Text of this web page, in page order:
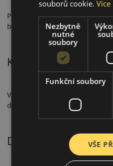
Pokročilá konstrukce zajišťuje
bezpečné ovládání i při
Komfort a hlučnost
Vanis 3 snižuje valivou
dlouhých pracovních jízd.
Doporučené použití
souborů cookie.
Nezbytně
nutné
soubory
Funkční soubory
VŠE